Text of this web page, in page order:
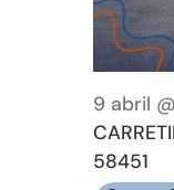
9 abril
58451